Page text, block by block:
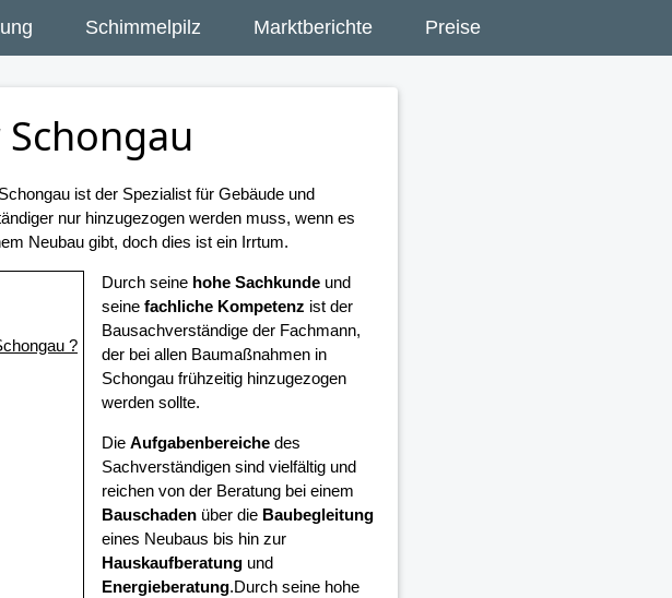
Schimmelpilz Marktberichte Preise
ist der Spezialist für Gebäude und
nur hinzugezogen werden muss, wenn es
Neubau gibt, doch dies ist ein Irrtum.
?
Durch seine hohe Sachkundeund
seine fachliche Kompetenz ist der
Bausachverständige der Fachmann,
der bei allen Baumaßnahmen in
Schongau frühzeitig hinzugezogen
werden sollte.
Die Aufgabenbereichedes
Sachverständigen sind vielfältig und
reichen von der Beratung bei einem
Bauschadenüber die Baubegleitung
eines Neubaus bis hin zur
Hauskaufberatungund
Energieberatung.Durch seine hohe